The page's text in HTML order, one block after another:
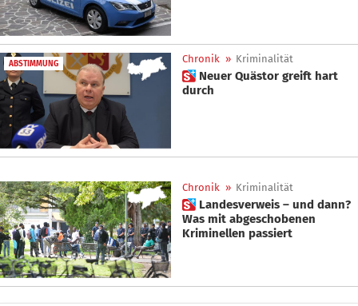
ABSTIMMUNG Chronik » Kriminalität
 Neuer Quästor greift hart
durch
Chronik » Kriminalität
 Landesverweis – und dann?
Was mit abgeschobenen
Kriminellen passiert